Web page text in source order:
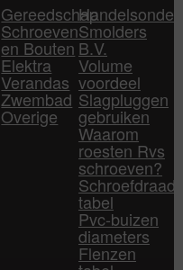
Gereedschap
Schroeven
en Bouten
Elektra
Verandas
Zwembad
Overige
Smolders
B.V.
Volume
voordeel
Slagpluggen
gebruiken
Waarom
roesten Rvs
schroeven?
Schroefdraad
tabel
Pvc-buizen
diameters
Flenzen